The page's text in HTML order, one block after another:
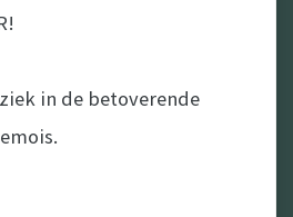
in de betoverende